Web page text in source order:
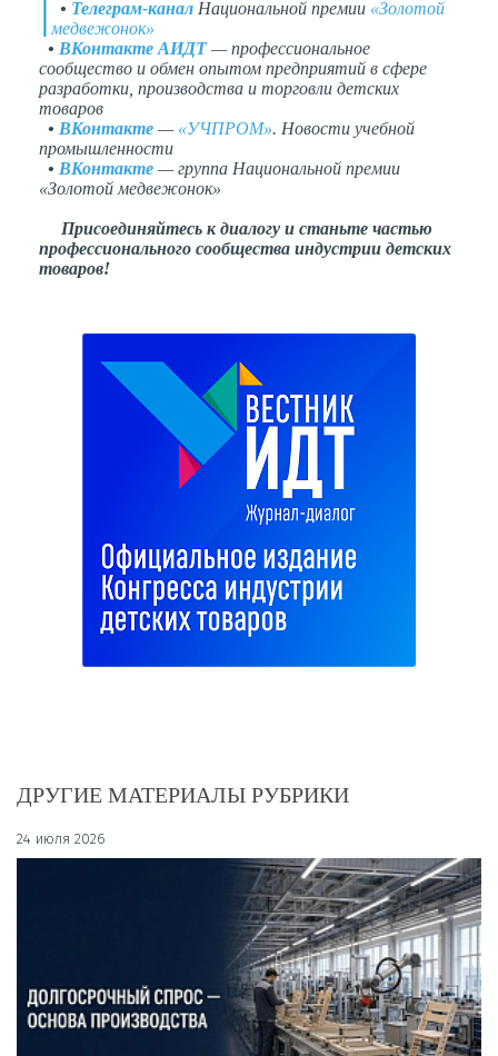
• Телеграм-канал Национальной премии «Золотой
медвежонок»
• ВКонтакте АИДТ — профессиональное
сообщество и обмен опытом предприятий в сфере
разработки, производства и торговли детских
товаров
• ВКонтакте — «УЧПРОМ». Новости учебной
промышленности
• ВКонтакте —группа Национальной премии
«Золотой медвежонок»
Присоединяйтесь к диалогу и станьте частью
профессионального сообщества индустрии детских
товаров!
ДРУГИЕ МАТЕРИАЛЫ РУБРИКИ
24 июля 2026